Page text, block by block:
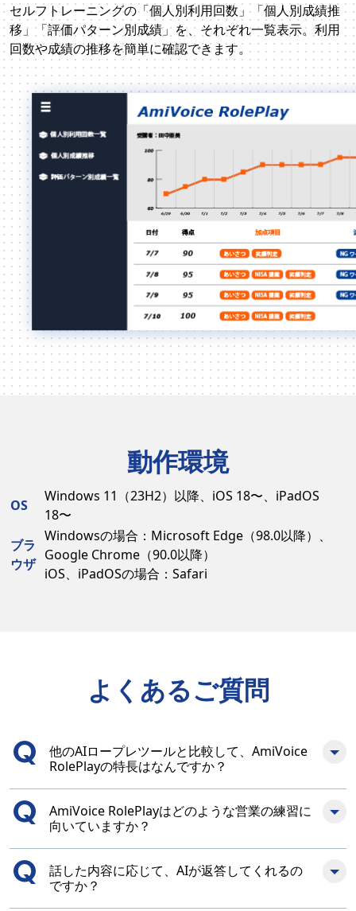
セルフトレーニングの「個人別利用回数」「個人別成績推
移」「評価パターン別成績」を、それぞれ一覧表示。利用
回数や成績の推移を簡単に確認できます。
動作環境
OS
Windows 11（23H2）以降、iOS 18〜、iPadOS
18〜
ブラ
ウザ
Windowsの場合：Microsoft Edge（98.0以降）、
Google Chrome（90.0以降）
iOS、iPadOSの場合：Safari
よくあるご質問
他のAIロープレツールと比較して、AmiVoice
RolePlayの特長はなんですか？
AmiVoice RolePlayはどのような営業の練習に
向いていますか？
話した内容に応じて、AIが返答してくれるの
ですか？